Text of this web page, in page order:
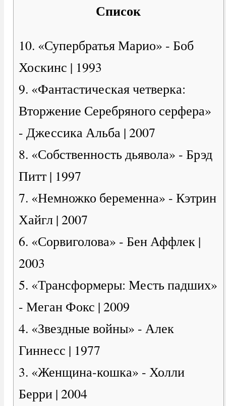
Список
10. «Супербратья Марио» - Боб
Хоскинс | 1993
9. «Фантастическая четверка:
Вторжение Серебряного серфера»
- Джессика Альба | 2007
8. «Собственность дьявола» - Брэд
Питт | 1997
7. «Немножко беременна» - Кэтрин
Хайгл | 2007
6. «Сорвиголова» - Бен Аффлек |
2003
5. «Трансформеры: Месть падших»
- Меган Фокс | 2009
4. «Звездные войны» - Алек
Гиннесс | 1977
3. «Женщина-кошка» - Холли
Берри | 2004